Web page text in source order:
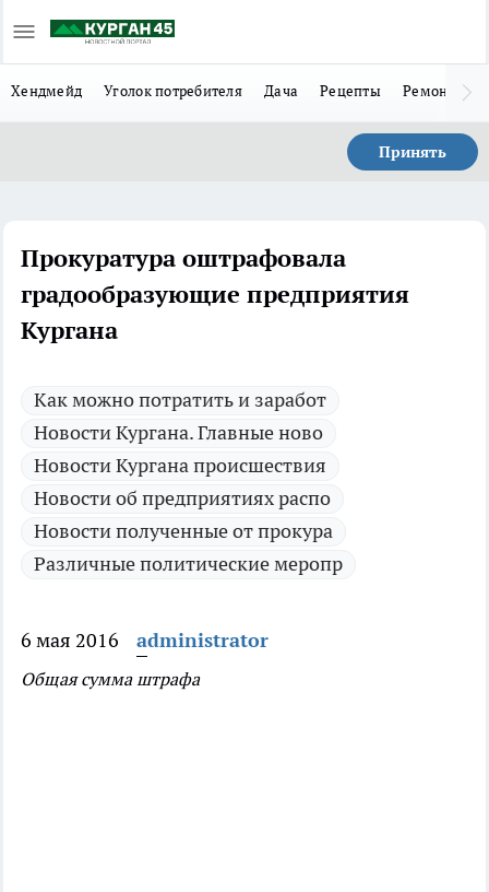
Хендмейд Уголок потребителя Дача Рецепты Ремонт
Принять
Прокуратура оштрафовала
градообразующие предприятия
Кургана
Как можно потратить и заработ
Новости Кургана. Главные ново
Новости Кургана происшествия
Новости об предприятиях распо
Новости полученные от прокура
Различные политические меропр
6 мая 2016 administrator
Общая сумма штрафа